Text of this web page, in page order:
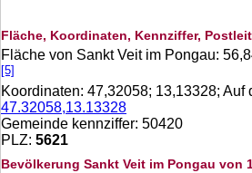
Fläche, Koordinaten, Kennziffer,
Fläche von Sankt Veit im Pongau:
[5]
Koordinaten: 47,32058; 13,13328; Auf
47.32058,13.13328
Gemeinde kennziffer: 50420
PLZ: 5621
Bevölkerung Sankt Veit im Pongau von